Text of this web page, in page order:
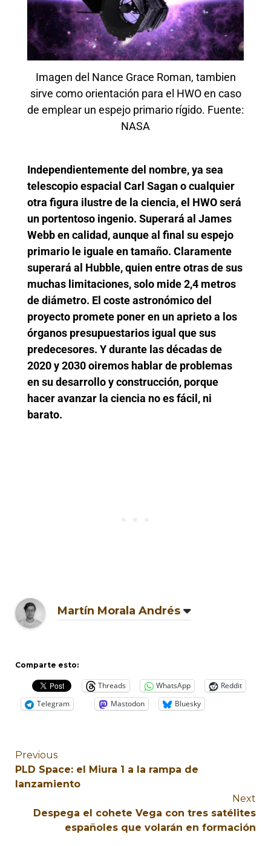
Imagen del Nance Grace Roman, tambien
sirve como orientación para el HWO en caso
de emplear un espejo primario rígido. Fuente:
NASA
Independientemente del nombre, ya sea
telescopio espacial Carl Sagan o cualquier
otra figura ilustre de la ciencia, el HWO será
un portentoso ingenio. Superará al James
Webb en calidad, aunque al final su espejo
primario le iguale en tamaño. Claramente
superará al Hubble, quien entre otras de sus
muchas limitaciones, solo mide 2,4 metros
de diámetro. El coste astronómico del
proyecto promete poner en un aprieto a los
órganos presupuestarios igual que sus
predecesores. Y durante las décadas de
2020 y 2030 oiremos hablar de problemas
en su desarrollo y construcción, porque
hacer avanzar la ciencia no es fácil, ni
barato.
Martín Morala Andrés
Comparte esto:
Threads WhatsApp
Reddit
Telegram
Mastodon Bluesky
Previous
PLD Space: el Miura 1 a la rampa de
lanzamiento
Next
Despega el cohete Vega con tres satélites
españoles que volarán en formación